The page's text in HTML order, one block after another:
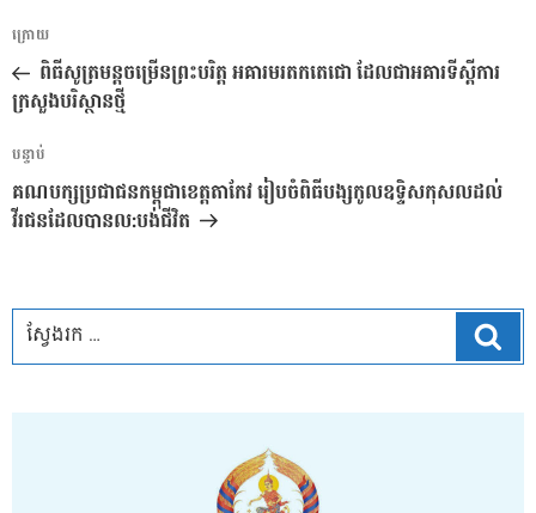
ការ​
នាំទិស​
ប្រកាស
អត្ថបទ
មុន
ក្រោយ
ពិធីសូត្រមន្តចម្រើនព្រះបរិត្ត អគារមរតកតេជោ ដែលជាអគារទីស្តីការ
ក្រសួងបរិស្ថានថ្មី
អត្ថបទ
បន្ទាប់
បន្ទាប់
គណបក្សប្រជាជនកម្ពុជាខេត្តតាកែវ រៀបចំពិធីបង្សកូលឧទ្ទិសកុសលដល់
វីរជនដែលបានល:បង់ជីវិត